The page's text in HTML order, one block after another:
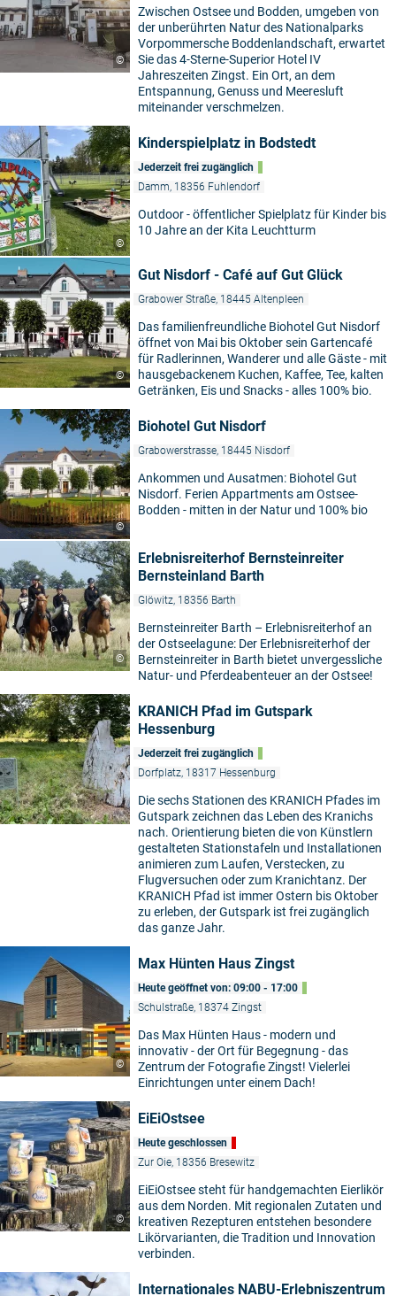
©
Zwischen Ostsee und Bodden, umgeben von
der unberührten Natur des Nationalparks
Vorpommersche Boddenlandschaft, erwartet
Sie das 4-Sterne-Superior Hotel IV
Jahreszeiten Zingst. Ein Ort, an dem
Entspannung, Genuss und Meeresluft
miteinander verschmelzen.
©
Kinderspielplatz in Bodstedt
Jederzeit frei zugänglich
Damm, 18356 Fuhlendorf
Outdoor - öffentlicher Spielplatz für Kinder bis
10 Jahre an der Kita Leuchtturm
©
Gut Nisdorf - Café auf Gut Glück
Grabower Straße, 18445 Altenpleen
Das familienfreundliche Biohotel Gut Nisdorf
öffnet von Mai bis Oktober sein Gartencafé
für Radlerinnen, Wanderer und alle Gäste - mit
hausgebackenem Kuchen, Kaffee, Tee, kalten
Getränken, Eis und Snacks - alles 100% bio.
©
Biohotel Gut Nisdorf
Grabowerstrasse, 18445 Nisdorf
Ankommen und Ausatmen: Biohotel Gut
Nisdorf. Ferien Appartments am Ostsee-
Bodden - mitten in der Natur und 100% bio
©
Erlebnisreiterhof Bernsteinreiter
Bernsteinland Barth
Glöwitz, 18356 Barth
Bernsteinreiter Barth – Erlebnisreiterhof an
der Ostseelagune: Der Erlebnisreiterhof der
Bernsteinreiter in Barth bietet unvergessliche
Natur- und Pferdeabenteuer an der Ostsee!
KRANICH Pfad im Gutspark
Hessenburg
Jederzeit frei zugänglich
Dorfplatz, 18317 Hessenburg
Die sechs Stationen des KRANICH Pfades im
Gutspark zeichnen das Leben des Kranichs
nach. Orientierung bieten die von Künstlern
gestalteten Stationstafeln und Installationen
animieren zum Laufen, Verstecken, zu
Flugversuchen oder zum Kranichtanz. Der
KRANICH Pfad ist immer Ostern bis Oktober
zu erleben, der Gutspark ist frei zugänglich
das ganze Jahr.
©
Max Hünten Haus Zingst
Heute geöffnet von: 09:00 - 17:00
Schulstraße, 18374 Zingst
Das Max Hünten Haus - modern und
innovativ - der Ort für Begegnung - das
Zentrum der Fotografie Zingst! Vielerlei
Einrichtungen unter einem Dach!
©
EiEiOstsee
Heute geschlossen
Zur Oie, 18356 Bresewitz
EiEiOstsee steht für handgemachten Eierlikör
aus dem Norden. Mit regionalen Zutaten und
kreativen Rezepturen entstehen besondere
Likörvarianten, die Tradition und Innovation
verbinden.
Internationales NABU-Erlebniszentrum